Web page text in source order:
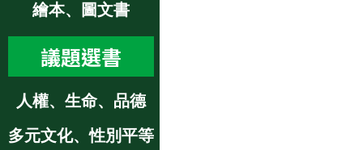
繪本、圖文書
議題選書
人權、生命、品德
多元文化、性別平等